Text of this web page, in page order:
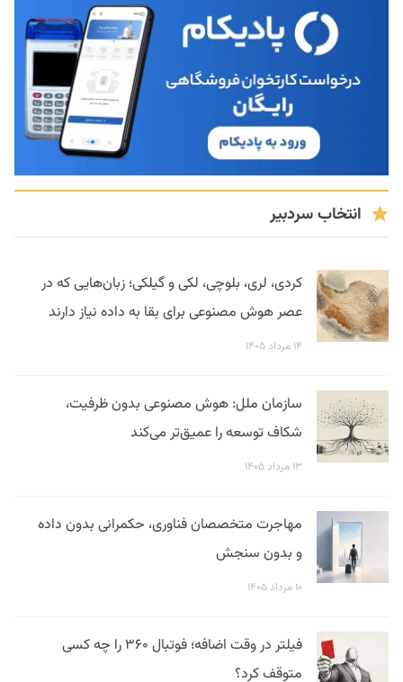
انتخاب سردبیر
کردی، لری، بلوچی، لکی و گیلکی؛ زبان‌هایی که در
عصر هوش مصنوعی برای بقا به داده نیاز دارند
۱۴ مرداد ۱۴۰۵
سازمان ملل: هوش مصنوعی بدون ظرفیت،
شکاف توسعه را عمیق‌تر می‌کند
۱۳ مرداد ۱۴۰۵
مهاجرت متخصصان فناوری، حکمرانی بدون داده
و بدون سنجش
۱۰ مرداد ۱۴۰۵
فیلتر در وقت اضافه؛ فوتبال ۳۶۰ را چه کسی
متوقف کرد؟